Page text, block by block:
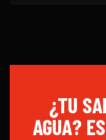
¿TU
AGUA?